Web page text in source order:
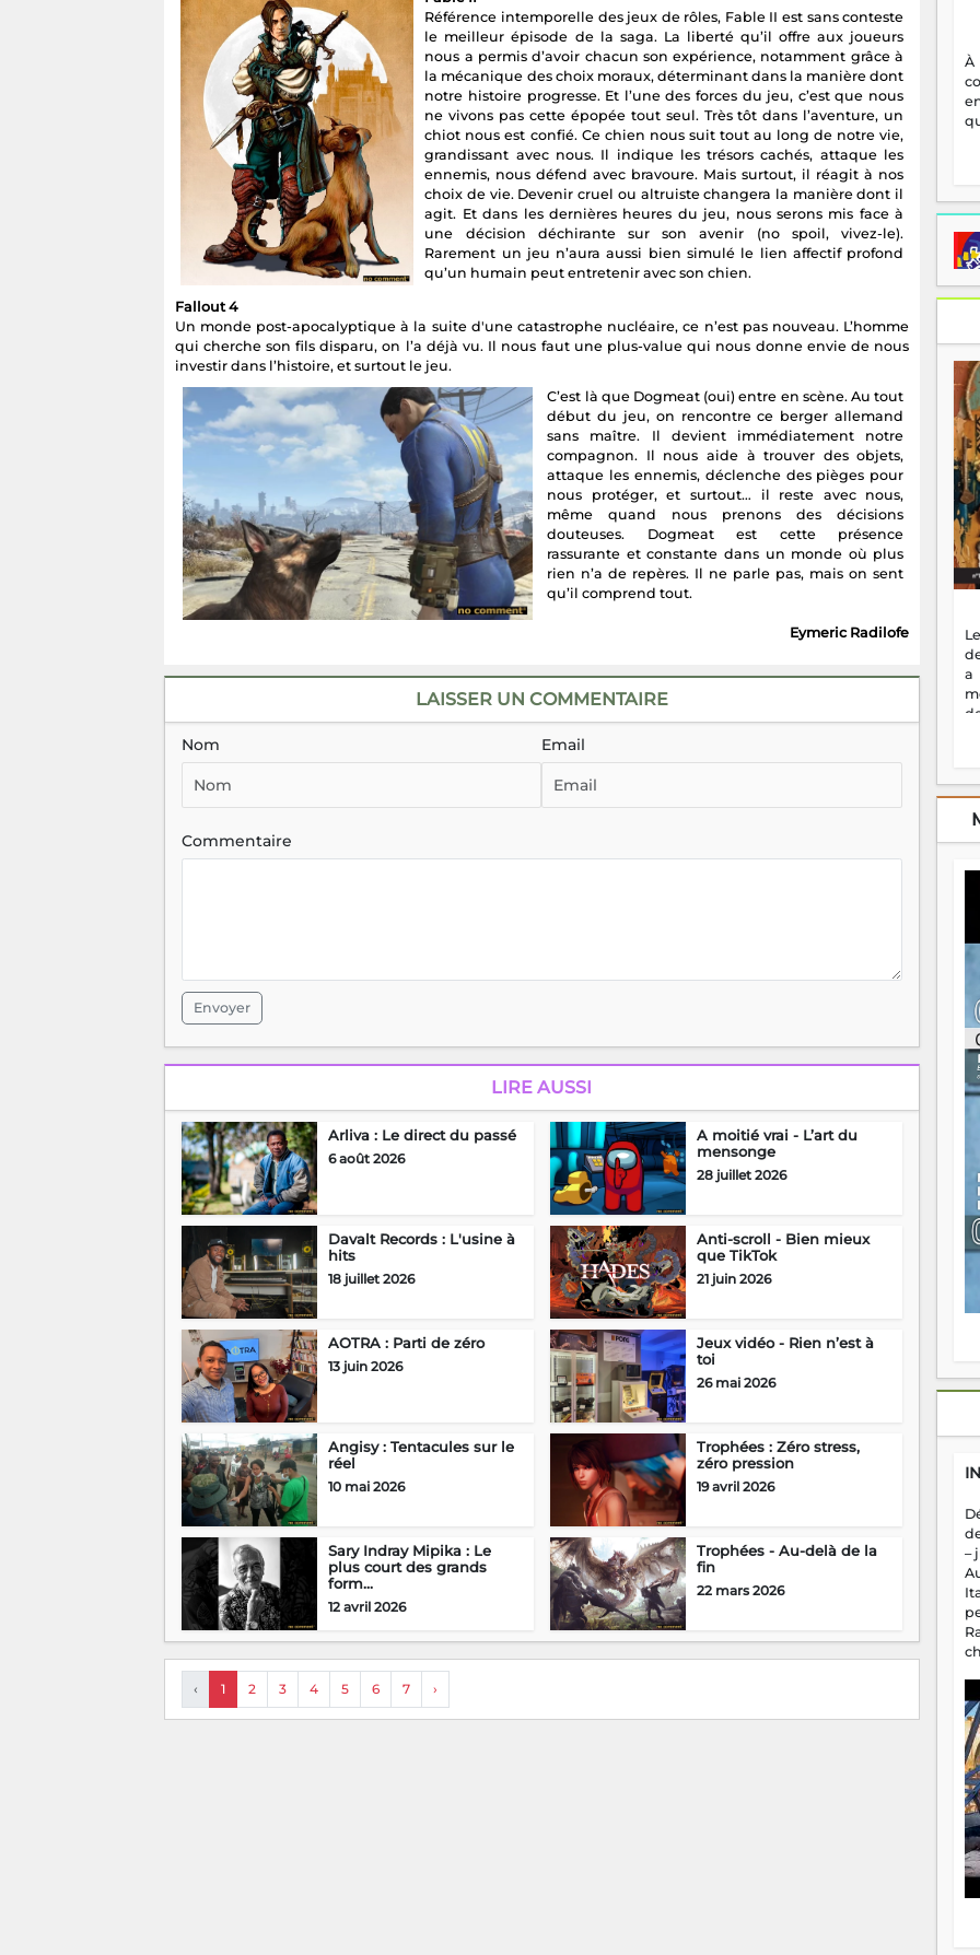
Référence intemporelle des jeux de rôles, Fable II est sans conteste
le meilleur épisode de la saga. La liberté qu’il offre aux joueurs
nous a permis d’avoir chacun son expérience, notamment grâce à
la mécanique des choix moraux, déterminant dans la manière dont
notre histoire progresse. Et l’une des forces du jeu, c’est que nous
ne vivons pas cette épopée tout seul. Très tôt dans l’aventure, un
chiot nous est confié. Ce chien nous suit tout au long de notre vie,
grandissant avec nous. Il indique les trésors cachés, attaque les
ennemis, nous défend avec bravoure. Mais surtout, il réagit à nos
choix de vie. Devenir cruel ou altruiste changera la manière dont il
agit. Et dans les dernières heures du jeu, nous serons mis face à
une décision déchirante sur son avenir (no spoil, vivez-le).
Rarement un jeu n’aura aussi bien simulé le lien affectif profond
qu’un humain peut entretenir avec son chien.
Fallout 4
Un monde post-apocalyptique à la suite d'une catastrophe nucléaire, ce n’est pas nouveau. L’homme
qui cherche son fils disparu, on l’a déjà vu. Il nous faut une plus-value qui nous donne envie de nous
investir dans l’histoire, et surtout le jeu.
C’est là que Dogmeat (oui) entre en scène. Au tout
début du jeu, on rencontre ce berger allemand
sans maître. Il devient immédiatement notre
compagnon. Il nous aide à trouver des objets,
attaque les ennemis, déclenche des pièges pour
nous protéger, et surtout… il reste avec nous,
même quand nous prenons des décisions
douteuses. Dogmeat est cette présence
rassurante et constante dans un monde où plus
rien n’a de repères. Il ne parle pas, mais on sent
qu’il comprend tout.
Eymeric Radilofe
LAISSER UN COMMENTAIRE
Nom Email
Commentaire
Envoyer
LIRE AUSSI
Arliva : Le direct du passé
6 août 2026
A moitié vrai - L’art du
mensonge
28 juillet 2026
Davalt Records : L'usine à
hits
18 juillet 2026
Anti-scroll - Bien mieux
que TikTok
21 juin 2026
AOTRA : Parti de zéro
13 juin 2026
Jeux vidéo - Rien n’est à
toi
26 mai 2026
Angisy : Tentacules sur le
réel
10 mai 2026
Trophées : Zéro stress,
zéro pression
19 avril 2026
Sary Indray Mipika : Le
plus court des grands
form...
12 avril 2026
Trophées - Au-delà de la
fin
22 mars 2026
‹ 1 2 3 4 5 6 7 ›
a
–